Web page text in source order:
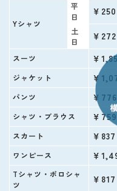
Yシャツ
平
日
￥250
土
日
￥272
スーツ ￥
ジャケット ￥
パンツ ￥776
シャツ・ブラウス ￥759
スカート ￥837
ワンピース ￥
Tシャツ・ポロシャ
ツ
￥817